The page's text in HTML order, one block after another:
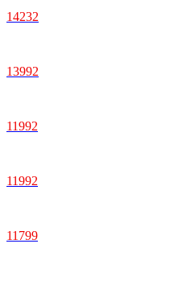
14232
13992
11992
11992
11799